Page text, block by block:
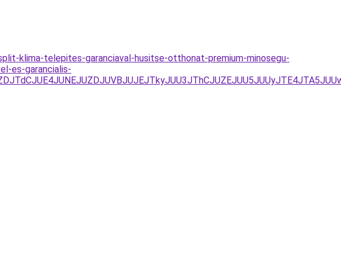
klima-telepites-garanciaval-husitse-otthonat-premium-minosegu-
es-garancialis-